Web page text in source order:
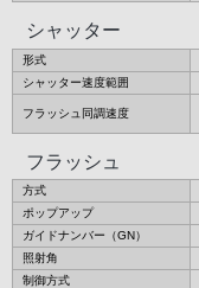
シャッター
形式
シャッター速度範囲
フラッシュ同調速度
フラッシュ
方式
ポップアップ
ガイドナンバー（GN）
照射角
制御方式